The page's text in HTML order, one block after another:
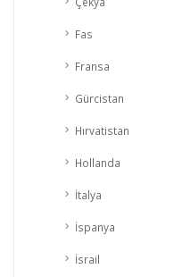
Fas
Fransa
Gürcistan
Hırvatistan
Hollanda
İtalya
İspanya
İsrail